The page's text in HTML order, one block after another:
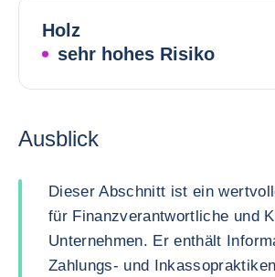
Holz
sehr hohes Risiko
Ausblick
Dieser Abschnitt ist ein
für Finanzverantwortliche und
Unternehmen. Er enthält
Zahlungs- und